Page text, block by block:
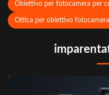
Obiettivo per fotocamera per
Ottica per obiettivo